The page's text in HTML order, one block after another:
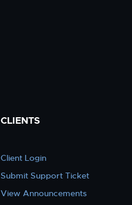
CLIENTS
Client Login
Submit Support Ticket
View Announcements